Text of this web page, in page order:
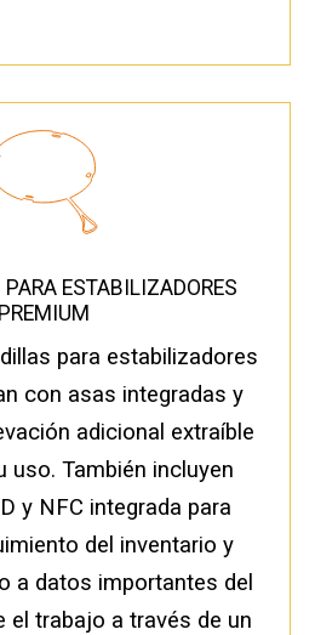
ESTABILIZADORES
PREMIUM
para estabilizadores
con asas integradas y
adicional extraíble
uso. También incluyen
y NFC integrada para
del inventario y
a datos importantes del
el trabajo a través de un